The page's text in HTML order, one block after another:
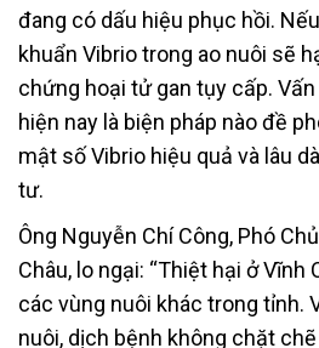
đang có dấu hiệu phục hồi.
khuẩn Vibrio trong ao nuôi sẽ
chứng hoại tử gan tụy cấp.
hiện nay là biện pháp nào đề
mật số Vibrio hiệu quả và lâu
tư.
Ông Nguyễn Chí Công, Phó
Châu, lo ngại: “Thiệt hại ở Vĩnh
các vùng nuôi khác trong tỉnh.
nuôi, dịch bệnh không chặt